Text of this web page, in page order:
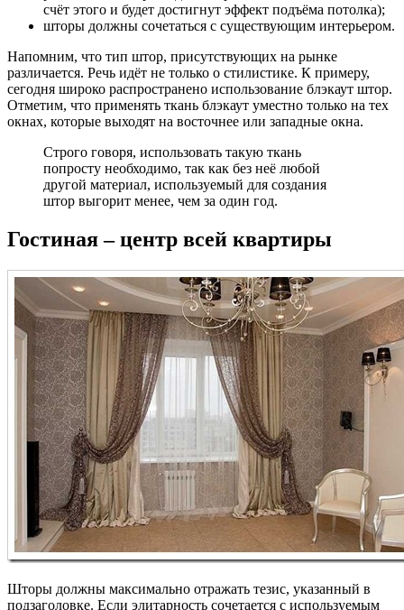
счёт этого и будет достигнут эффект подъёма потолка);
шторы должны сочетаться с существующим интерьером.
Напомним, что тип штор, присутствующих на рынке
различается. Речь идёт не только о стилистике. К примеру,
сегодня широко распространено использование блэкаут штор.
Отметим, что применять ткань блэкаут уместно только на тех
окнах, которые выходят на восточнее или западные окна.
Строго говоря, использовать такую ткань
попросту необходимо, так как без неё любой
другой материал, используемый для создания
штор выгорит менее, чем за один год.
Гостиная – центр всей квартиры
Шторы должны максимально отражать тезис, указанный в
подзаголовке. Если элитарность сочетается с используемым